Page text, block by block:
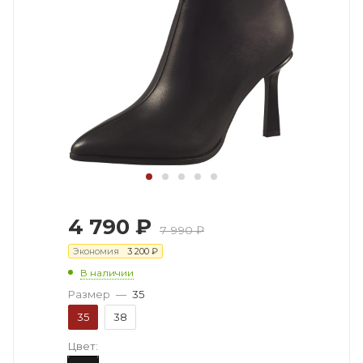
4 790 ₽ 7 990₽
Экономия 3 200 ₽
В наличии
Размер — 35
35
38
Цвет: